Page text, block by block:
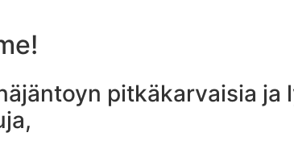
pitkäkarvaisia ja